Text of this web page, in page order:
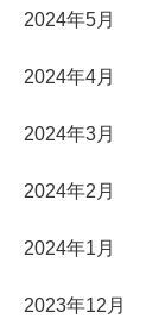
2024年5月
2024年4月
2024年3月
2024年2月
2024年1月
2023年12月